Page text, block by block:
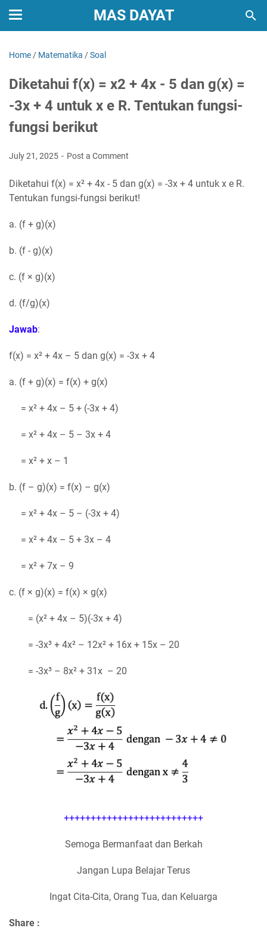
MAS DAYAT
Home / Matematika /Soal
Diketahui f(x) = x2 + 4x - 5 dan g(x) =
-3x + 4 untuk x e R. Tentukan fungsi-
fungsi berikut
July 21, 2025 Post a Comment
Diketahui f(x) = x² + 4x - 5 dan g(x) = -3x + 4 untuk x e R.
Tentukan fungsi-fungsi berikut!
a. (f + g)(x)
b. (f - g)(x)
c. (f × g)(x)
d. (f/g)(x)
Jawab:
f(x) = x² + 4x – 5 dan g(x) = -3x + 4
a. (f + g)(x) = f(x) + g(x)
= x² + 4x – 5 + (-3x + 4)
= x² + 4x – 5 – 3x + 4
= x² + x – 1
b. (f – g)(x) = f(x) – g(x)
= x² + 4x – 5 – (-3x + 4)
= x² + 4x – 5 + 3x – 4
= x² + 7x – 9
c. (f × g)(x) = f(x) × g(x)
= (x² + 4x – 5)(-3x + 4)
= -3x³ + 4x² – 12x² + 16x + 15x – 20
= -3x³ – 8x² + 31x – 20
++++++++++++++++++++++++++
Semoga Bermanfaat dan Berkah
Jangan Lupa Belajar Terus
Ingat Cita-Cita, Orang Tua, dan Keluarga
Share :